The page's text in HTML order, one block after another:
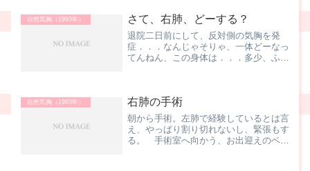
で、このHCU (Hig...
自然気胸（1993年） さて、右肺、どーする？
退院二日前にして、反対側の気胸を発
症．．．なんじゃそりゃ、一体どーなっ
てんねん、この身体は．．．多少、ふて
「おー、シメノ、もう少しで退...
自然気胸（1993年） 右肺の手術
朝から手術。左肺で経験しているとは言
え、やっぱり割り切れないし、緊張もす
る。 手術室へ向かう、お出迎えのベッ